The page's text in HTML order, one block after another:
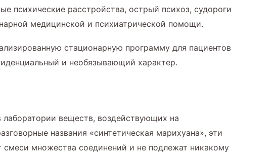
психические расстройства, острый психоз, судороги
медицинской и психиатрической помощи.
стационарную программу для пациентов
и необязывающий характер.
веществ, воздействующих на
названия «синтетическая марихуана», эти
множества соединений и не подлежат никакому